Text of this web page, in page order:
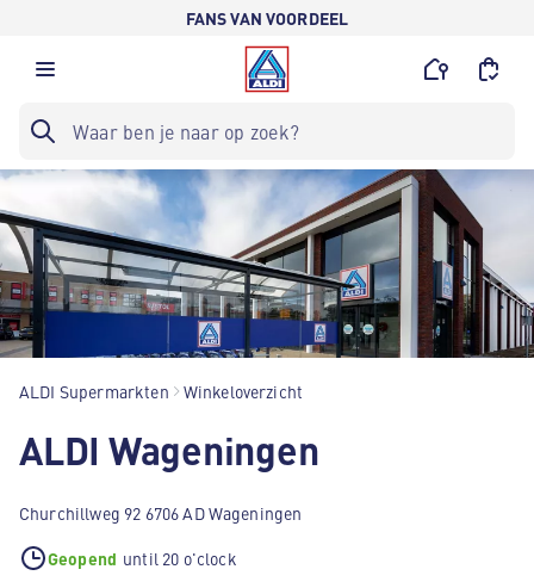
FANS VAN VOORDEEL
ALDI Supermarkten Winkeloverzicht
ALDI Wageningen
Churchillweg 92 6706 AD Wageningen
Geopend until 20 o'clock